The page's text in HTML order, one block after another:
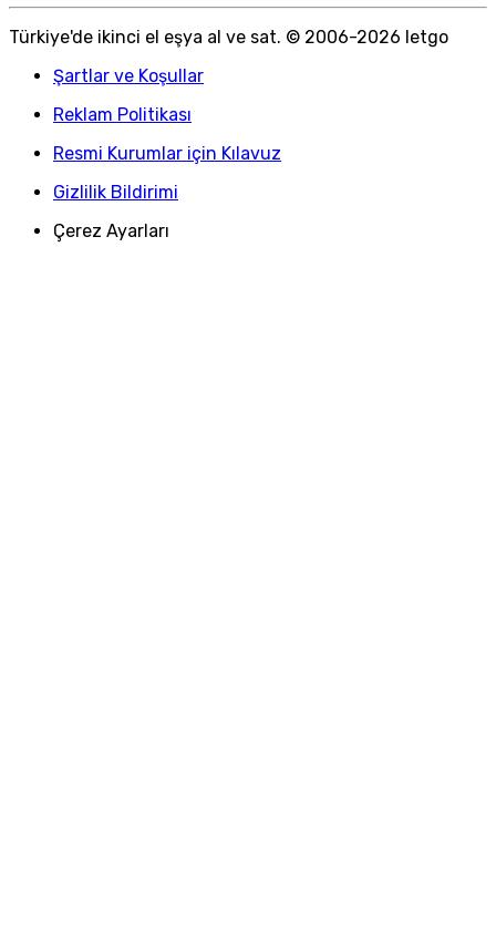
Türkiye'de ikinci el eşya al ve sat. © 2006-2026 letgo
Şartlar ve Koşullar
Reklam Politikası
Resmi Kurumlar için Kılavuz
Gizlilik Bildirimi
Çerez Ayarları